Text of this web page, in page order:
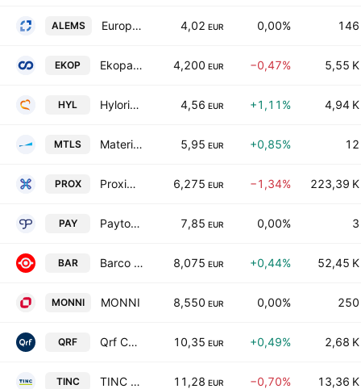
ALEMS European Medical Solutions. 4,02 EUR 0,00% 146
EKOP Ekopak NV 4,200 EUR −0,47% 5,55 K
HYL Hyloris Pharmaceuticals SA 4,56 EUR +1,11% 4,94 K
MTLS Materialise NV 5,95 EUR +0,85% 12
PROX Proximus SA 6,275 EUR −1,34% 223,39 K
PAY Payton Planar Magnetics Ltd. 7,85 EUR 0,00% 3
BAR Barco NV 8,075 EUR +0,44% 52,45 K
MONNI MONNI 8,550 EUR 0,00% 250
QRF Qrf Comm. VA 10,35 EUR +0,49% 2,68 K
TINC TINC NV 11,28 EUR −0,70% 13,36 K